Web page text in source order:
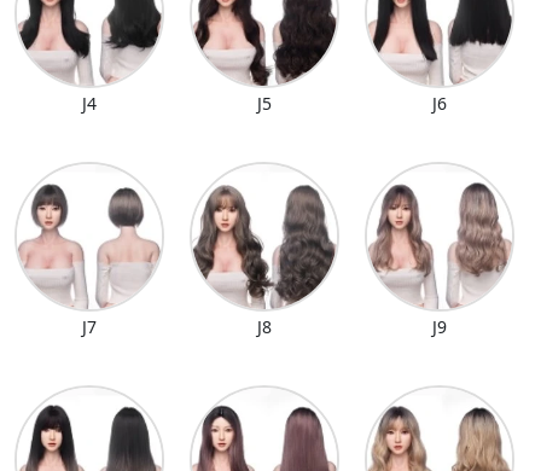
J4 J5 J6
J7 J8 J9